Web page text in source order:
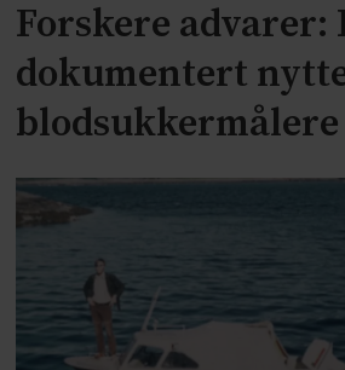
Forskere advarer:
dokumentert